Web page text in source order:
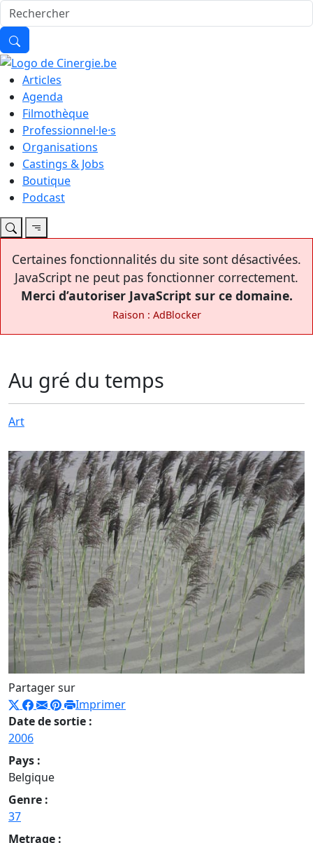
Articles
Agenda
Filmothèque
Professionnel·le·s
Organisations
Castings & Jobs
Boutique
Podcast
Certaines fonctionnalités du site sont désactivées.
JavaScript ne peut pas fonctionner correctement.
Merci d’autoriser JavaScript sur ce domaine.
Raison : AdBlocker
Au gré du temps
Art
Partager sur
Imprimer
Date de sortie :
2006
Pays :
Belgique
Genre :
37
Metrage :